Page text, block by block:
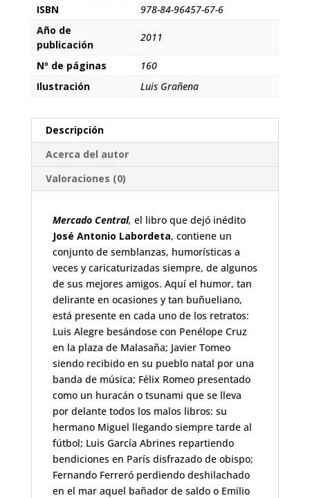
ISBN
978-84-96457-67-6
Año de
publicación
2011
Nº de páginas
160
Ilustración
Luis Grañena
Descripción
Acerca del autor
Valoraciones (0)
Mercado Central, el libro que dejó inédito
José Antonio Labordeta, contiene un
conjunto de semblanzas, humorísticas a
veces y caricaturizadas siempre, de algunos
de sus mejores amigos. Aquí el humor, tan
delirante en ocasiones y tan buñueliano,
está presente en cada uno de los retratos:
Luis Alegre besándose con Penélope Cruz
en la plaza de Malasaña; Javier Tomeo
siendo recibido en su pueblo natal por una
banda de música; Félix Romeo presentado
como un huracán o tsunami que se lleva
por delante todos los malos libros: su
hermano Miguel llegando siempre tarde al
fútbol; Luis García Abrinesrepartiendo
bendiciones en París disfrazado de obispo;
Fernando Ferreró perdiendo deshilachado
en el mar aquel bañador de saldo o Emilio